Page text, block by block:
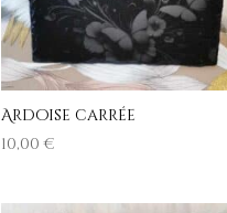
Ardoise carrée
10,00€